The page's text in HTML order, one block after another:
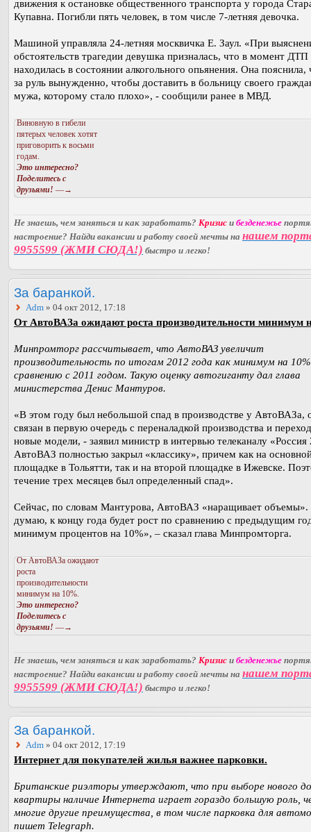
движения к остановке общественного транспорта у города
Купавна. Погибли пять человек, в том числе 7-летняя девочка.
Машиной управляла 24-летняя москвичка Е. Заул. «При
обстоятельств трагедии девушка призналась, что в момент ДТП
находилась в состоянии алкогольного опьянения. Она пояснила,
за руль вынужденно, чтобы доставить в больницу своего
мужа, которому стало плохо», - сообщили ранее в МВД.
Виновную в гибели
пятерых человек хотят
приговорить к восьми
годам.
Это интересно?
Поделитесь с
друзьями! —→
Не знаешь, чем заняться и как заработать? Кризис и безденежье
настроение? Найди вакансии и работу своей мечты на нашем
9955599 (ЖМИ СЮДА!) быстро и легко!
За баранкой.
Adm » 04 окт 2012, 17:18
От АвтоВАЗа ожидают роста производительности минимум
Минпромторг рассчитывает, что АвтоВАЗ увеличит
производительность по итогам 2012 года как минимум на
сравнению с 2011 годом. Такую оценку автогиганту дал глава
министерства Денис Мантуров.
«В этом году был небольшой спад в производстве у АвтоВАЗа,
связан в первую очередь с переналадкой производства и
новые модели, - заявил министр в интервью телеканалу «Россия
АвтоВАЗ полностью закрыл «классику», причем как на
площадке в Тольятти, так и на второй площадке в Ижевске.
течение трех месяцев был определенный спад».
Сейчас, по словам Мантурова, АвтоВАЗ «наращивает
думаю, к концу года будет рост по сравнению с предыдущим
минимум процентов на 10%», – сказал глава Минпромторга.
От АвтоВАЗа ожидают
роста
производительности
минимум на 10%.
Это интересно?
Поделитесь с
друзьями! —→
Не знаешь, чем заняться и как заработать? Кризис и безденежье
настроение? Найди вакансии и работу своей мечты на нашем
9955599 (ЖМИ СЮДА!) быстро и легко!
За баранкой.
Adm » 04 окт 2012, 17:19
Интернет для покупателей жилья важнее парковки.
Британские риэлторы утверждают, что при выборе нового
квартиры наличие Интернета играет гораздо большую роль,
многие другие преимущества, в том числе парковка для
пишет Telegraph.